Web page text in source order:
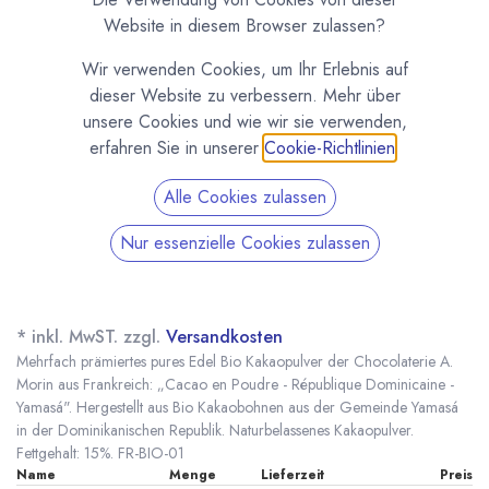
Edel Bio Kakaopulver 100% Dominikanische
* inkl. MwST. zzgl. Versandkosten
Mehrfach prämiertes pures Edel Bio Kakaopulver der Chocolaterie A.
Morin aus Frankreich: „Cacao en Poudre - République Dominicaine -
Yamasá". Hergestellt aus Bio Kakaobohnen aus der Gemeinde Yamasá
in der Dominikanischen Republik. Naturbelassenes Kakaopulver.
Fettgehalt: 15%. FR-BIO-01
Name Menge Lieferzeit Preis
Website in diesem Browser zulassen?
Wir verwenden Cookies, um Ihr Erlebnis auf
dieser Website zu verbessern. Mehr über
unsere Cookies und wie wir sie verwenden,
erfahren Sie in unserer Cookie-Richtlinien
Alle Cookies zulassen
Nur essenzielle Cookies zulassen